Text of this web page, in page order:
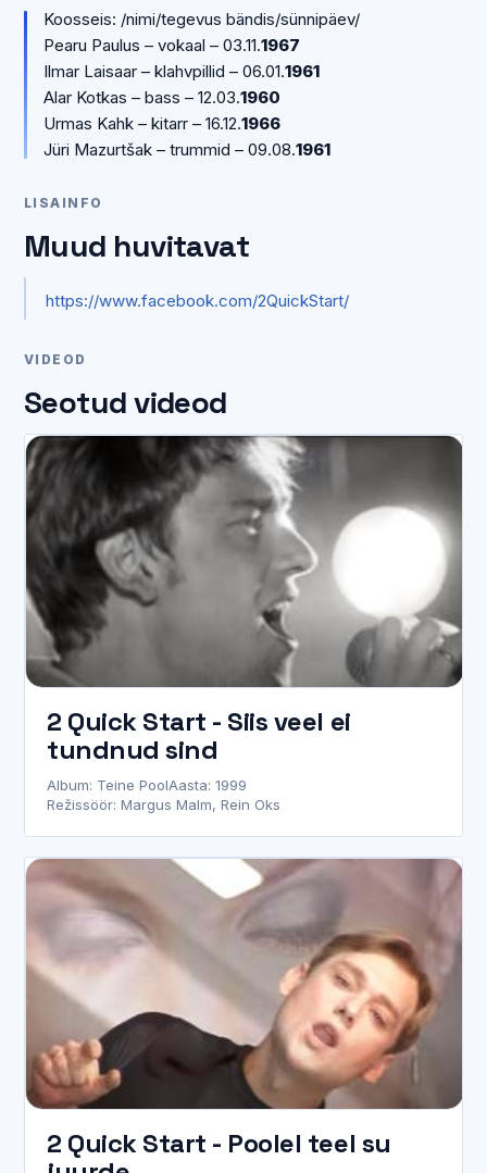
Koosseis: /nimi/tegevus bändis/sünnipäev/
Pearu Paulus – vokaal – 03.11.1967
Ilmar Laisaar – klahvpillid – 06.01.1961
Alar Kotkas – bass – 12.03.1960
Urmas Kahk – kitarr – 16.12.1966
Jüri Mazurtšak – trummid – 09.08.1961
LISAINFO
Muud huvitavat
https://www.facebook.com/2QuickStart/
VIDEOD
Seotud videod
2 Quick Start - Siis veel ei
tundnud sind
Album: Teine PoolAasta: 1999
Režissöör: Margus Malm, Rein Oks
2 Quick Start - Poolel teel su